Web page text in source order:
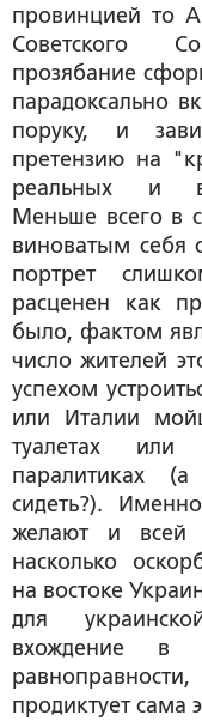
провинцией то
Советского
прозябание
парадоксально
поруку, и
претензию на
реальных и
Меньше всего в
виноватым себя
портрет
расценен как
было, фактом
число жителей
успехом
или Италии
туалетах
паралитиках
сидеть?).
желают и всей
насколько
на востоке
для
вхождение в
продиктует сама